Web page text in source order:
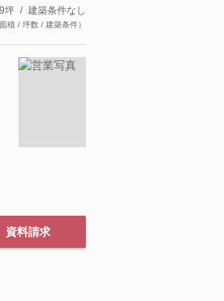
坪 建築条件なし
面積 / 坪数 / 建築条件）
資料請求